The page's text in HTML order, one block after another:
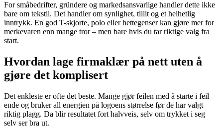
For småbedrifter, gründere og markedsansvarlige handler dette ikke
bare om tekstil. Det handler om synlighet, tillit og et helhetlig
inntrykk. En god T-skjorte, polo eller hettegenser kan gjøre mer for
merkevaren enn mange tror – men bare hvis du tar riktige valg fra
start.
Hvordan lage firmaklær på nett uten å
gjøre det komplisert
Det enkleste er ofte det beste. Mange gjør feilen med å starte i feil
ende og bruker all energien på logoens størrelse før de har valgt
riktig plagg. Da blir resultatet fort halvveis, selv om trykket i seg
selv ser bra ut.